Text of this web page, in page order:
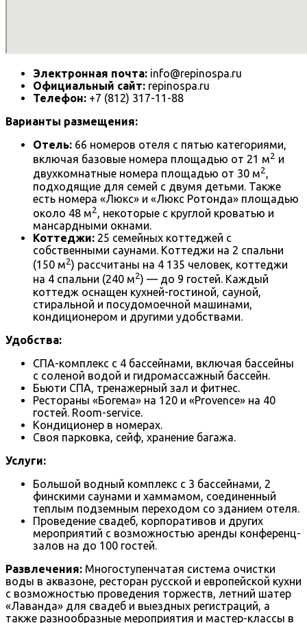
Электронная почта: info@repinospa.ru
Официальный сайт: repinospa.ru
Телефон: +7 (812) 317-11-88
Варианты размещения:
Отель: 66 номеров отеля с пятью категориями,
включая базовые номера площадью от 21 м2 и
двухкомнатные номера площадью от 30 м2,
подходящие для семей с двумя детьми. Также
есть номера «Люкс» и «Люкс Ротонда» площадью
около 48 м2 , некоторые с круглой кроватью и
мансардными окнами.
Коттеджи: 25 семейных коттеджей с
собственными саунами. Коттеджи на 2 спальни
(150 м2) рассчитаны на 4 135 человек, коттеджи
на 4 спальни (240 м2) — до 9 гостей. Каждый
коттедж оснащен кухней-гостиной, сауной,
стиральной и посудомоечной машинами,
кондиционером и другими удобствами.
Удобства:
СПА-комплекс с 4 бассейнами, включая бассейны
с соленой водой и гидромассажный бассейн.
Бьюти СПА, тренажерный зал и фитнес.
Рестораны «Богема» на 120 и «Provence» на 40
гостей. Room-service.
Кондиционер в номерах.
Своя парковка, сейф, хранение багажа.
Услуги:
Большой водный комплекс с 3 бассейнами, 2
финскими саунами и хаммамом, соединенный
теплым подземным переходом со зданием отеля.
Проведение свадеб, корпоративов и других
мероприятий с возможностью аренды конференц-
залов на до 100 гостей.
Развлечения: Многоступенчатая система очистки
воды в аквазоне, ресторан русской и европейской кухни
с возможностью проведения торжеств, летний шатер
«Лаванда» для свадеб и выездных регистраций, а
также разнообразные мероприятия и мастер-классы в